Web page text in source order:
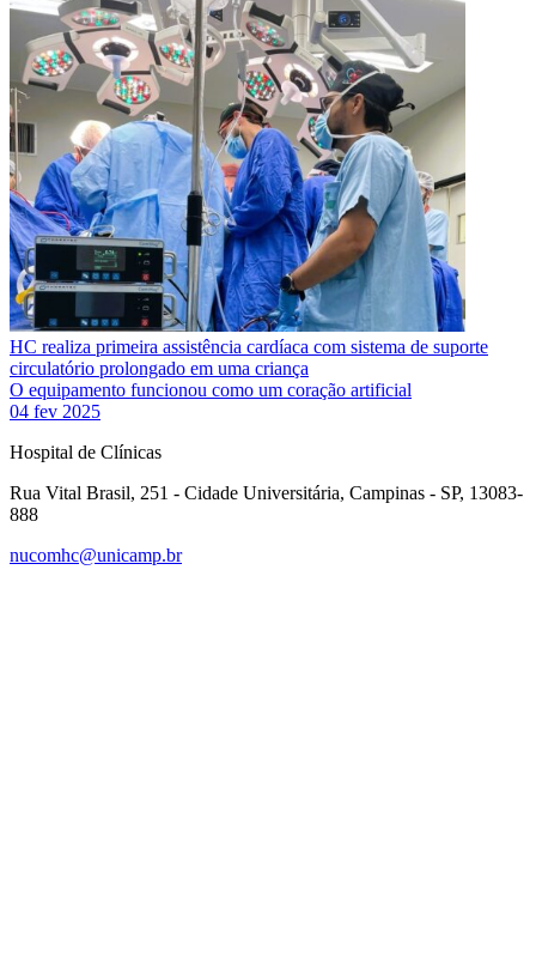
HC realiza primeira assistência cardíaca com sistema de suporte
circulatório prolongado em uma criança
O equipamento funcionou como um coração artificial
04 fev 2025
Hospital de Clínicas
Rua Vital Brasil, 251 - Cidade Universitária, Campinas - SP, 13083-
888
nucomhc@unicamp.br